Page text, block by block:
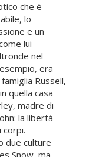
che è
lo
e un
lui
nel
era
Russell,
quella casa
madre di
la libertà
corpi.
due culture
Snow, ma